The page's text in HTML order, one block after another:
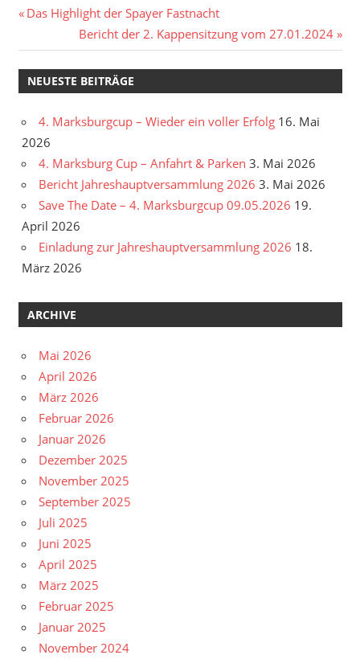
Beitragsnavigation
Vorheriger
Das Highlight der Spayer Fastnacht
Nächster
Beitrag:
Bericht der 2. Kappensitzung vom 27.01.2024
NEUESTE BEITRÄGE
4. Marksburgcup – Wieder ein voller Erfolg 16. Mai
2026
4. Marksburg Cup – Anfahrt & Parken 3. Mai 2026
Bericht Jahreshauptversammlung 2026 3. Mai 2026
Save The Date – 4. Marksburgcup 09.05.2026 19.
April 2026
Einladung zur Jahreshauptversammlung 2026 18.
März 2026
ARCHIVE
Mai 2026
April 2026
März 2026
Februar 2026
Januar 2026
Dezember 2025
November 2025
September 2025
Juli 2025
Juni 2025
April 2025
März 2025
Februar 2025
Januar 2025
November 2024